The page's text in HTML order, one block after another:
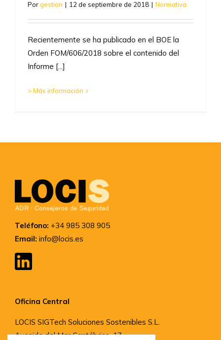
Porgestion | 12 de septiembre de 2018 | Normativa
Recientemente se ha publicado en el BOE la
Orden FOM/606/2018 sobre el contenido del
Informe [...]
> Más información
Teléfono: +34 985 308 905
Email: info@locis.es
Oficina Central
LOCIS SIGTech Soluciones Sostenibles S.L.
Avenida del Mar Cantábrico, 17,